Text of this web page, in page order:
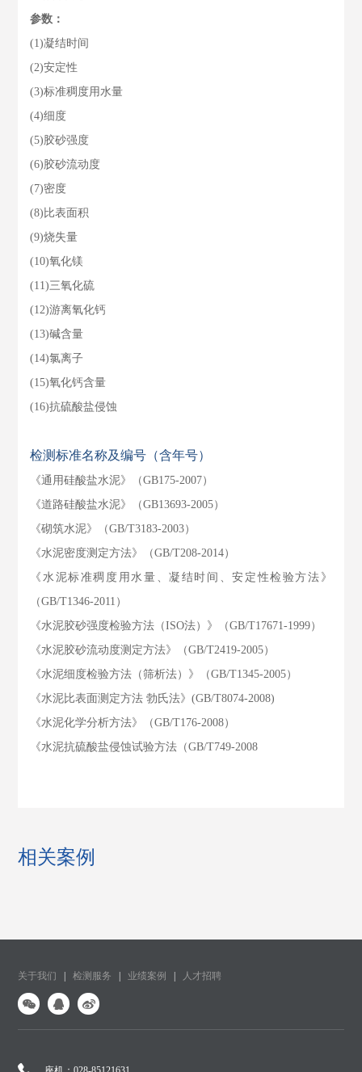
参数：
(1)凝结时间
(2)安定性
(3)标准稠度用水量
(4)细度
(5)胶砂强度
(6)胶砂流动度
(7)密度
(8)比表面积
(9)烧失量
(10)氧化镁
(11)三氧化硫
(12)游离氧化钙
(13)碱含量
(14)氯离子
(15)氧化钙含量
(16)抗硫酸盐侵蚀
检测标准名称及编号（含年号）
《通用硅酸盐水泥》（GB175-2007）
《道路硅酸盐水泥》（GB13693-2005）
《砌筑水泥》（GB/T3183-2003）
《水泥密度测定方法》（GB/T208-2014）
《水泥标准稠度用水量、凝结时间、安定性检验方法》
（GB/T1346-2011）
《水泥胶砂强度检验方法（ISO法）》（GB/T17671-1999）
《水泥胶砂流动度测定方法》（GB/T2419-2005）
《水泥细度检验方法（筛析法）》（GB/T1345-2005）
《水泥比表面测定方法 勃氏法》(GB/T8074-2008)
《水泥化学分析方法》（GB/T176-2008）
《水泥抗硫酸盐侵蚀试验方法（GB/T749-2008
相关案例
关于我们 |检测服务 | 业绩案例 | 人才招聘